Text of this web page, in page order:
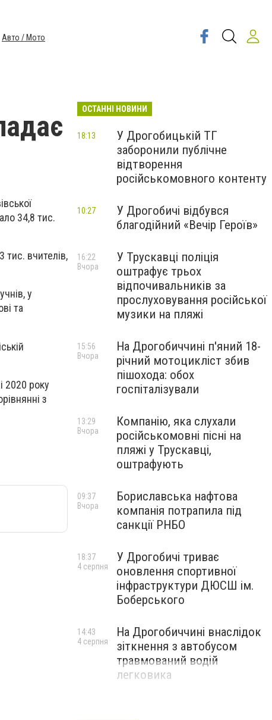
Авто / Мото
34,8 тис.
тис. вчителів,
у
та
2020 року
з
ОСТАННІ НОВИНИ
У Дрогобицькій ТГ
заборонили публічне
відтворення
російськомовного контенту
18:13
У Дрогобичі відбувся
благодійний «Вечір Героїв»
10:27
У Трускавці поліція
оштрафує трьох
відпочивальників за
прослуховування російської
музики на пляжі
16:22
Вчора
На Дрогобиччині п'яний 18-
річний мотоцикліст збив
пішохода: обох
госпіталізували
15:56
Вчора
Компанію, яка слухали
російськомовні пісні на
пляжі у Трускавці,
оштрафують
13:29
Вчора
Бориславська нафтова
компанія потрапила під
санкції РНБО
09:37
Вчора
У Дрогобичі триває
оновлення спортивної
інфраструктури ДЮСШ ім.
Боберського
18:37
4 серпня
На Дрогобиччині внаслідок
зіткнення з автобусом
травмований водій
легковика
14:43
4 серпня